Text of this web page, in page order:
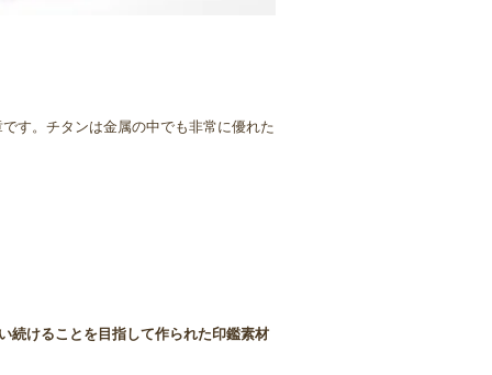
す。チタンは金属の中でも非常に優れた
続けることを目指して作られた印鑑素材